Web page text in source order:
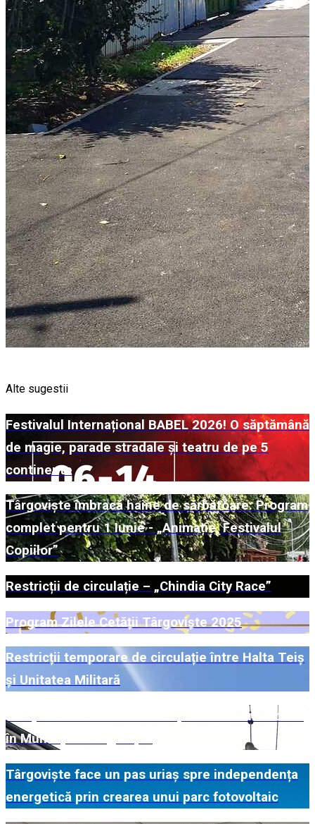
Alte sugestii
Festivalul Internațional BABEL 2026! O săptămână
de magie, parade stradale și teatru de pe 5
continente
Târgoviște îmbracă haine de sărbătoare: Program
complet pentru 1 Iunie - „Animație, Festivalul
Copiilor”
Restricții de circulație – „Chindia City Race”
Program Zilele Cetății Târgoviște 2025
Restricții temporare de circulație între Halta Teiș
și Unitatea Militară
Campanie de colectare a deșeurilor voluminoase
în Municipiul Târgoviște
Târgoviște face un pas uriaș spre independența
energetică prin crearea unui parc fotovoltaic